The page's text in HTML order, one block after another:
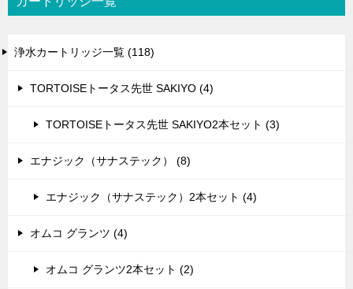
浄水カートリッジ一覧 (118)
TORTOISEトータス先世 SAKIYO (4)
TORTOISEトータス先世 SAKIYO2本セット (3)
エナジック（サナステック） (8)
エナジック（サナステック）2本セット (4)
オムコ グランツ (4)
オムコ グランツ2本セット (2)